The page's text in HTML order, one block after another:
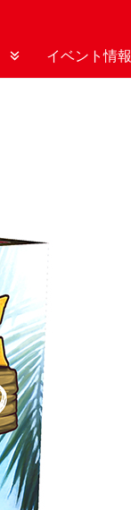
イベント情報